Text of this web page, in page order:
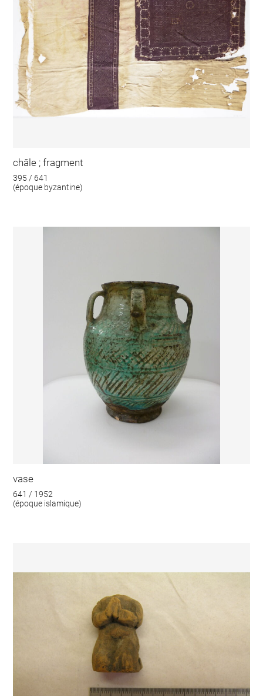
châle ; fragment
395 / 641
(époque byzantine)
vase
641 / 1952
(époque islamique)